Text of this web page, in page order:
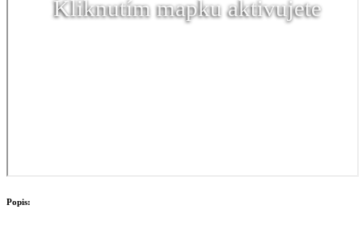
Kliknutím mapku aktivujete
Popis: